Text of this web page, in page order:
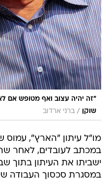
"זה יהיה עצוב ואף מטופש אם
שוקן
/ ברני ארדוב
מו"ל עיתון "הארץ", עמוס
במכתב לעובדים, לאחר
ישביתו את העיתון בתוך
במסגרת סכסוך העבודה